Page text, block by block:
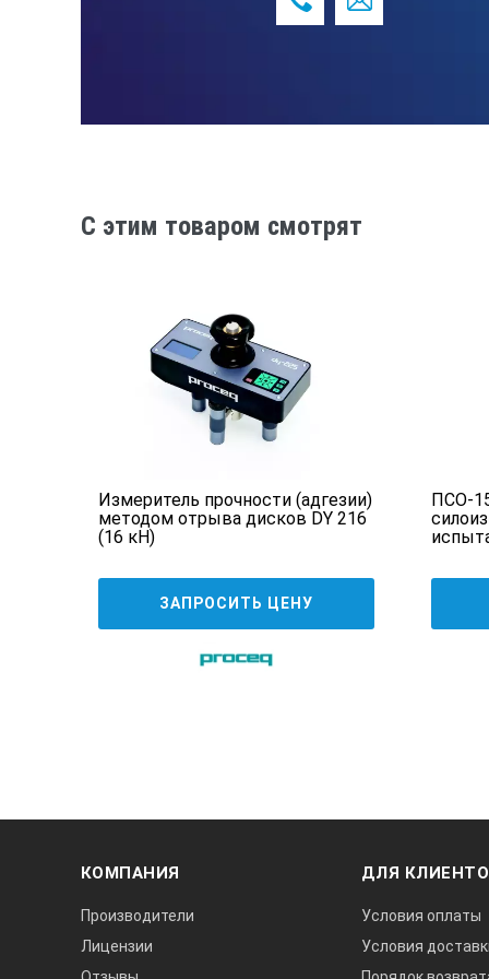
Обеспечивается сервисное и
C этим товаром смотрят
Измеритель прочности (адгезии)
методом отрыва дисков DY 216
(16 кН)
ЗАПРОСИТЬ ЦЕНУ
ПСО-
КОМПАНИЯ
Производители
Лицензии
ДЛЯ
Условия оплаты
Условия